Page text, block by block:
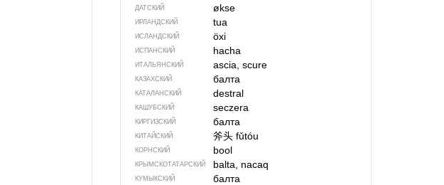
ДАТСКИЙ økse
ИРЛАНДСКИЙ tua
ИСЛАНДСКИЙ öxi
ИСПАНСКИЙ hacha
ИТАЛЬЯНСКИЙ ascia, scure
КАЗАХСКИЙ балта
КАТАЛАНСКИЙ destral
КАШУБСКИЙ seczera
КИРГИЗСКИЙ балта
КИТАЙСКИЙ 斧头fǔtóu
КОРНСКИЙ bool
КРЫМСКО­ТАТАРСКИЙ balta, nacaq
КУМЫКСКИЙ балта